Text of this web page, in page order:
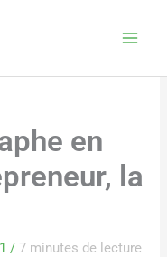
en
la
/7 minutes de lecture